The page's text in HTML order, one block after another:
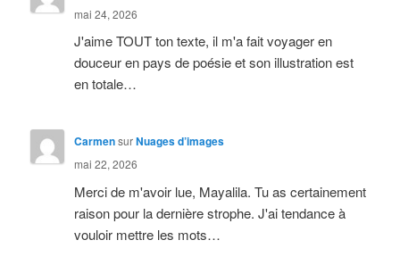
mai 24, 2026
J'aime TOUT ton texte, il m'a fait voyager en
douceur en pays de poésie et son illustration est
en totale…
CarmensurNuages d’images
mai 22, 2026
Merci de m'avoir lue, Mayalila. Tu as certainement
raison pour la dernière strophe. J'ai tendance à
vouloir mettre les mots…